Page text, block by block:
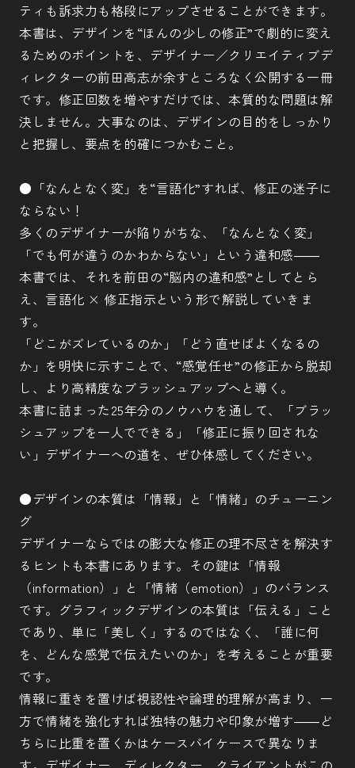
ティも訴求力も格段にアップさせることができます。
本書は、デザインを“ほんの少しの修正”で劇的に変え
るためのポイントを、デザイナー／クリエイティブデ
ィレクターの前田高志が余すところなく公開する一冊
です。修正回数を増やすだけでは、本質的な問題は解
決しません。大事なのは、デザインの目的をしっかり
と把握し、要点を的確につかむこと。
●「なんとなく変」を“言語化”すれば、修正の迷子に
ならない！
多くのデザイナーが陥りがちな、「なんとなく変」
「でも何が違うのかわからない」という違和感――
本書では、それを前田の“脳内の違和感”としてとら
え、言語化 × 修正指示という形で解説していきま
す。
「どこがズレているのか」「どう直せばよくなるの
か」を明快に示すことで、“感覚任せ”の修正から脱却
し、より高精度なブラッシュアップへと導く。
本書に詰まった25年分のノウハウを通して、「ブラッ
シュアップを一人でできる」「修正に振り回されな
い」デザイナーへの道を、ぜひ体感してください。
●デザインの本質は「情報」と「情緒」のチューニン
グ
デザイナーならではの膨大な修正の理不尽さを解決す
るヒントも本書にあります。その鍵は「情報
（information）」と「情緒（emotion）」のバランス
です。グラフィックデザインの本質は「伝える」こと
であり、単に「美しく」するのではなく、「誰に何
を、どんな感覚で伝えたいのか」を考えることが重要
です。
情報に重きを置けば視認性や論理的理解が高まり、一
方で情緒を強化すれば独特の魅力や印象が増す――ど
ちらに比重を置くかはケースバイケースで異なりま